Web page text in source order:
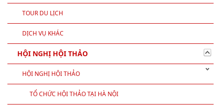
CÁC TRUNG TÂM HỘI NGHỊ SỰ KIỆN LỚN TẠI VIỆT NAM
CÁC TRUNG TÂM TIỆC CƯỚI, HỘI NGHỊ TẠI VIỆT NAM
CÁC SÂN VẬN ĐỘNG TẠI VIỆT NAM
TOUR DU LỊCH
DỊCH VỤ KHÁC